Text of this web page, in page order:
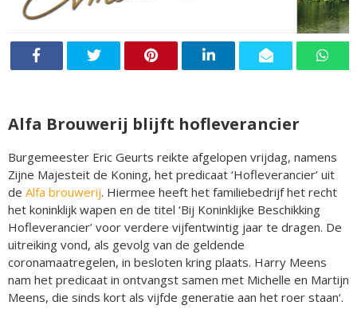
Alfa Brouwerij blijft hofleverancier
Burgemeester Eric Geurts reikte afgelopen vrijdag, namens
Zijne Majesteit de Koning, het predicaat ‘Hofleverancier’ uit
de Alfa brouwerij. Hiermee heeft het familiebedrijf het recht
het koninklijk wapen en de titel ‘Bij Koninklijke Beschikking
Hofleverancier’ voor verdere vijfentwintig jaar te dragen. De
uitreiking vond, als gevolg van de geldende
coronamaatregelen, in besloten kring plaats. Harry Meens
nam het predicaat in ontvangst samen met Michelle en Martijn
Meens, die sinds kort als vijfde generatie aan het roer staan‘.